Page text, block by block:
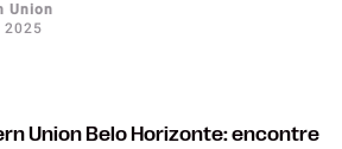
Union
2025
Union Belo Horizonte: encontre